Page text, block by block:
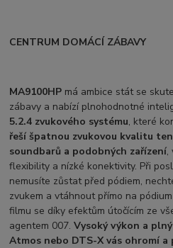
CENTRUM DOMÁCÍ ZÁBAVY
MA9100HP má ambice stát se
zábavy a nabízí plnohodnotné
5.2.4 zvukového systému, které
řeší špatnou zvukovou kvalitu
soundbarů a podobných zařízení,
flexibility a nízké konektivity. Při
nemusíte zůstat před pódiem,
zvukem a vtáhnout přímo na
filmu se díky efektům útočícím ze
agentem 007.Vysoký výkon a
Atmos nebo DTS-X vás ohromí a